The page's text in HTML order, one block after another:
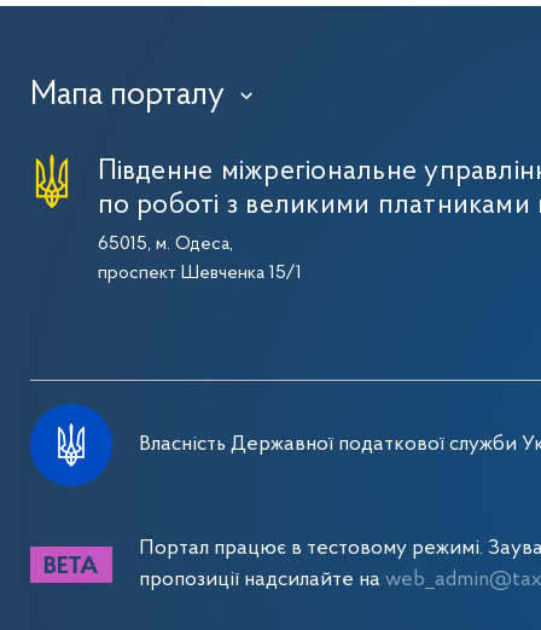
Мапа порталу ›
Південне міжрегіональне
по роботі з великими платниками
65015, м. Одеса,
проспект Шевченка 15/1
Власність Державної податкової служби
Портал працює в тестовому режимі.
пропозиції надсилайте на